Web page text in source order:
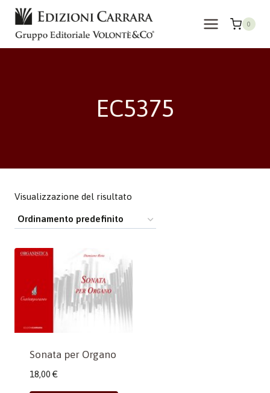
Salta
contenuto
0
EC5375
Visualizzazione del risultato
Sonata per Organo
18,00 €